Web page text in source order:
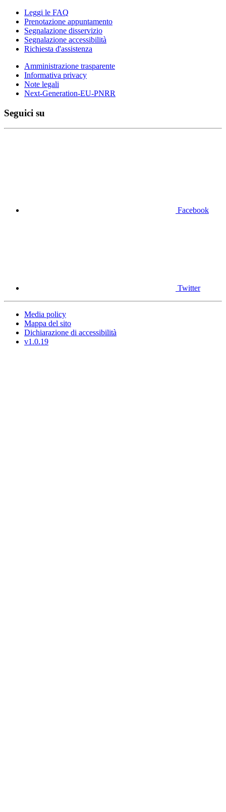
Leggi le FAQ
Prenotazione appuntamento
Segnalazione disservizio
Segnalazione accessibilità
Richiesta d'assistenza
Amministrazione trasparente
Informativa privacy
Note legali
Next-Generation-EU-PNRR
Seguici su
Facebook
Twitter
Media policy
Mappa del sito
Dichiarazione di accessibilità
v1.0.19